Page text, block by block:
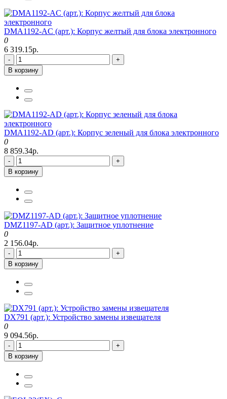
DMA1192-AC (арт.): Корпус желтый для блока электронного
0
6 319.15р.
-
+
В корзину
DMA1192-AD (арт.): Корпус зеленый для блока электронного
0
8 859.34р.
-
+
В корзину
DMZ1197-AD (арт.): Защитное уплотнение
0
2 156.04р.
-
+
В корзину
DX791 (арт.): Устройство замены извещателя
0
9 094.56р.
-
+
В корзину